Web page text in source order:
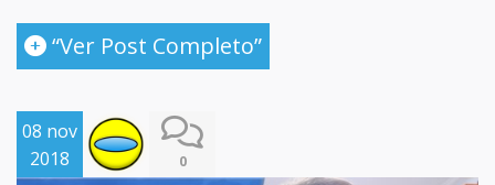
“Ver Post Completo”
08 nov
2018
0